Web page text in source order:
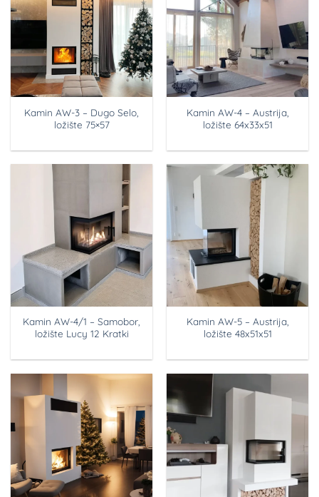
Kamin AW-3 – Dugo Selo,
ložište 75×57
Kamin AW-4 – Austrija,
ložište 64x33x51
Kamin AW-4/1 – Samobor,
ložište Lucy 12 Kratki
Kamin AW-5 – Austrija,
ložište 48x51x51